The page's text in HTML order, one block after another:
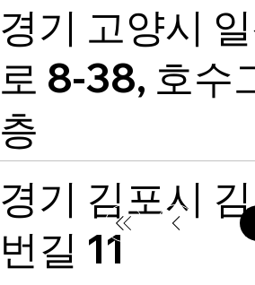
경기 고양시
로 8-38, 호수
층
경기 김포시
번길 11